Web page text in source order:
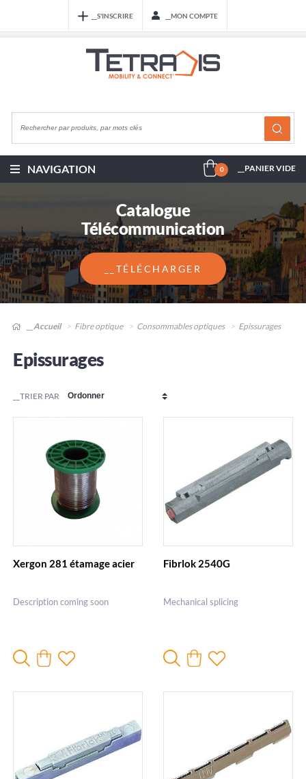
__S'INSCRIRE __MON COMPTE
NAVIGATION 0 __PANIER VIDE
Catalogue
Télécommunication
__TÉLÉCHARGER
__Accueil Fibre optique Consommables optiques Epissurages
Epissurages
__TRIER PAR
Xergon 281 étamage acier
Description coming soon
Fibrlok 2540G
Mechanical splicing